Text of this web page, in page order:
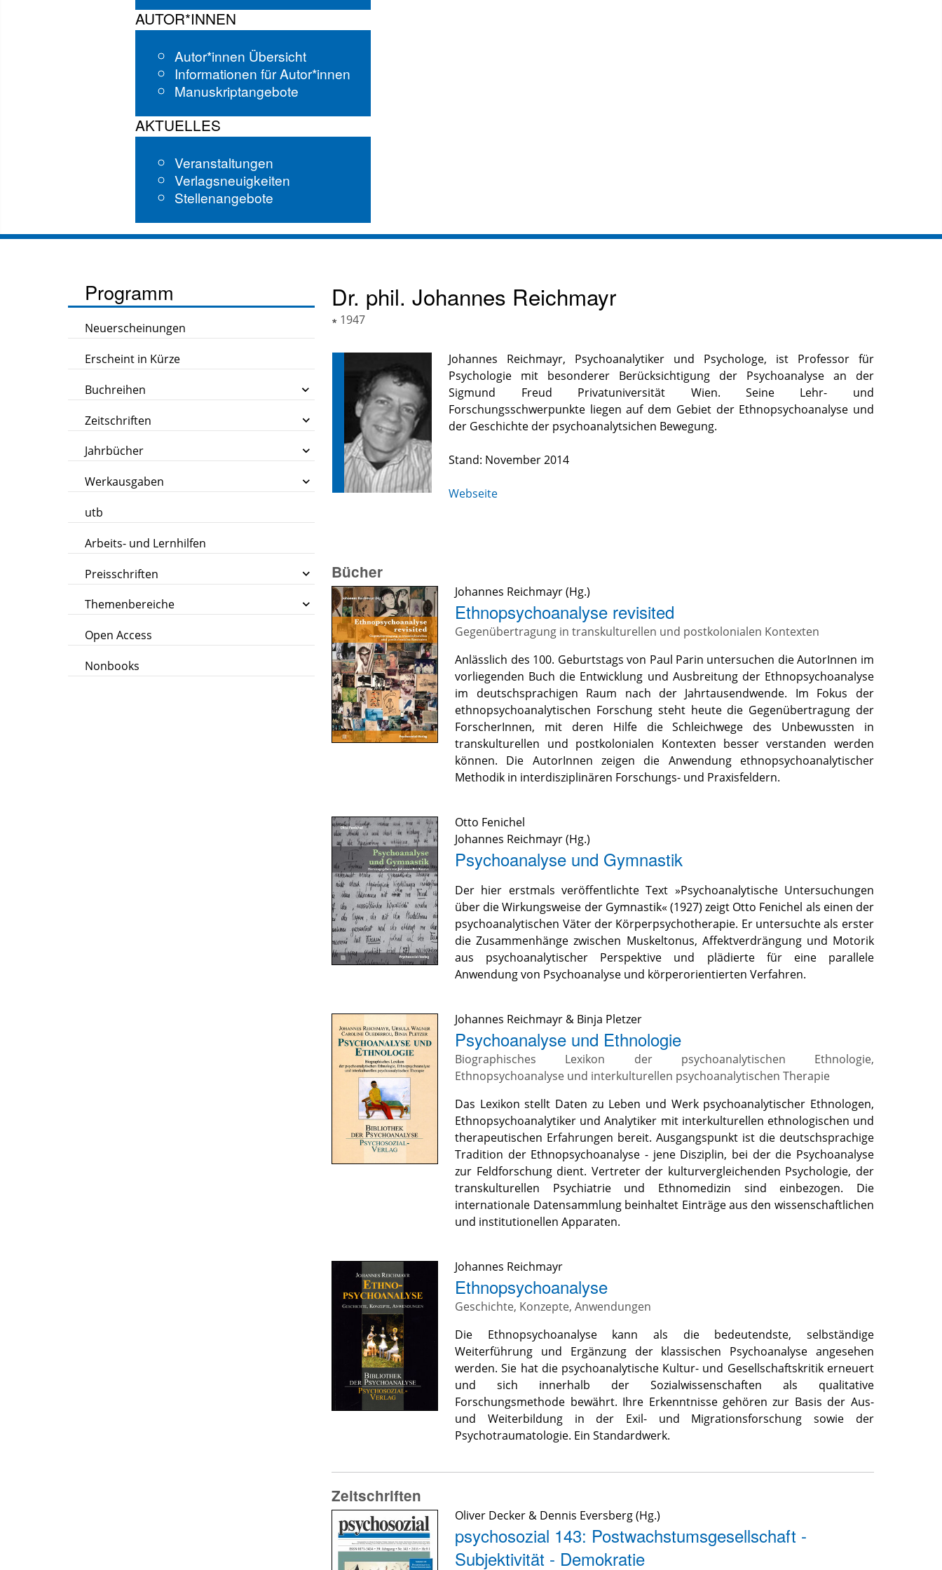
AUTOR*INNEN
Autor*innen Übersicht
Informationen für Autor*innen
Manuskriptangebote
AKTUELLES
Veranstaltungen
Verlagsneuigkeiten
Stellenangebote
Programm
Neuerscheinungen
Erscheint in Kürze
Buchreihen
Zeitschriften
Jahrbücher
Werkausgaben
utb
Arbeits- und Lernhilfen
Preisschriften
Themenbereiche
Open Access
Nonbooks
Dr. phil. Johannes Reichmayr
∗ 1947
Johannes Reichmayr, Psychoanalytiker und Psychologe, ist Professor für
Psychologie mit besonderer Berücksichtigung der Psychoanalyse an der
Sigmund Freud Privatuniversität Wien. Seine Lehr- und
Forschungsschwerpunkte liegen auf dem Gebiet der Ethnopsychoanalyse und
der Geschichte der psychoanalytsichen Bewegung.
Stand: November 2014
Webseite
Bücher
Johannes Reichmayr(Hg.)
Ethnopsychoanalyse revisited
Gegenübertragung in transkulturellen und postkolonialen Kontexten
Anlässlich des 100. Geburtstags von Paul Parin untersuchen die AutorInnen im
vorliegenden Buch die Entwicklung und Ausbreitung der Ethnopsychoanalyse
im deutschsprachigen Raum nach der Jahrtausendwende. Im Fokus der
ethnopsychoanalytischen Forschung steht heute die Gegenübertragung der
ForscherInnen, mit deren Hilfe die Schleichwege des Unbewussten in
transkulturellen und postkolonialen Kontexten besser verstanden werden
können. Die AutorInnen zeigen die Anwendung ethnopsychoanalytischer
Methodik in interdisziplinären Forschungs- und Praxisfeldern.
Otto Fenichel
Johannes Reichmayr(Hg.)
Psychoanalyse und Gymnastik
Der hier erstmals veröffentlichte Text »Psychoanalytische Untersuchungen
über die Wirkungsweise der Gymnastik« (1927) zeigt Otto Fenichel als einen der
psychoanalytischen Väter der Körperpsychotherapie. Er untersuchte als erster
die Zusammenhänge zwischen Muskeltonus, Affektverdrängung und Motorik
aus psychoanalytischer Perspektive und plädierte für eine parallele
Anwendung von Psychoanalyse und körperorientierten Verfahren.
Johannes Reichmayr & Binja Pletzer
Psychoanalyse und Ethnologie
Biographisches Lexikon der psychoanalytischen Ethnologie,
Ethnopsychoanalyse und interkulturellen psychoanalytischen Therapie
Das Lexikon stellt Daten zu Leben und Werk psychoanalytischer Ethnologen,
Ethnopsychoanalytiker und Analytiker mit interkulturellen ethnologischen und
therapeutischen Erfahrungen bereit. Ausgangspunkt ist die deutschsprachige
Tradition der Ethnopsychoanalyse - jene Disziplin, bei der die Psychoanalyse
zur Feldforschung dient. Vertreter der kulturvergleichenden Psychologie, der
transkulturellen Psychiatrie und Ethnomedizin sind einbezogen. Die
internationale Datensammlung beinhaltet Einträge aus den wissenschaftlichen
und institutionellen Apparaten.
Johannes Reichmayr
Ethnopsychoanalyse
Geschichte, Konzepte, Anwendungen
Die Ethnopsychoanalyse kann als die bedeutendste, selbständige
Weiterführung und Ergänzung der klassischen Psychoanalyse angesehen
werden. Sie hat die psychoanalytische Kultur- und Gesellschaftskritik erneuert
und sich innerhalb der Sozialwissenschaften als qualitative
Forschungsmethode bewährt. Ihre Erkenntnisse gehören zur Basis der Aus-
und Weiterbildung in der Exil- und Migrationsforschung sowie der
Psychotraumatologie. Ein Standardwerk.
Zeitschriften
Oliver Decker & Dennis Eversberg(Hg.)
psychosozial 143: Postwachstumsgesellschaft -
Subjektivität - Demokratie